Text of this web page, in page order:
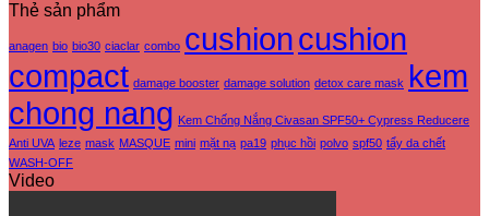
Thẻ sản phẩm
anagen bio bio30 ciaclar combo cushioncushion
compact damage booster damage solution detox care mask kem
chong nang Kem Chống Nắng Civasan SPF50+ Cypress Reducere
Anti UVA leze mask MASQUE mini mặt nạ pa19 phục hồi polvo spf50 tẩy da chết
WASH-OFF
Video